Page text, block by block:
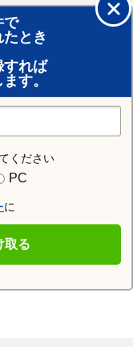
で
とき
すれば
す。
ください
PC
に
取る
下井草駅